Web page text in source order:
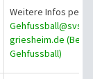
Weitere Infos per
Gehfussball@svs-
griesheim.de
Gehfussball)